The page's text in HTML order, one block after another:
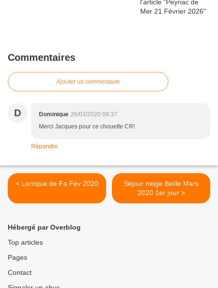
Commentaires
Ajouter un commentaire
D Dominique 26/03/2020 09:37
Merci Jacques pour ce chouette CR!
Répondre
< Laroque de Fa Fév 2020
Séjour neige Beille Mars
2020 1er jour >
Hébergé par Overblog
Top articles
Pages
Contact